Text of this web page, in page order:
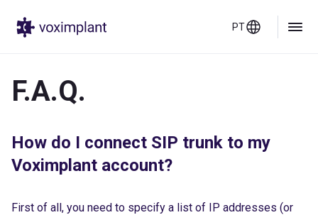
PT
F.A.Q.
How do I connect SIP trunk to my
Voximplant account?
First of all, you need to specify a list of IP addresses (or